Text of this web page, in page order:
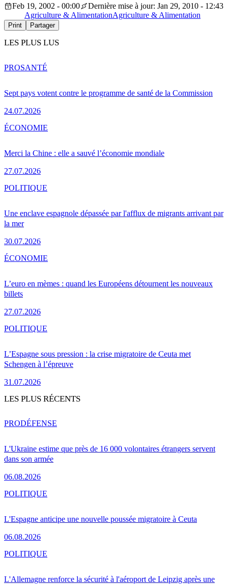
Feb 19, 2002 - 00:00
Dernière mise à jour: Jan 29, 2010 - 12:43
Agriculture & AlimentationAgriculture & Alimentation
Print Partager
LES PLUS LUS
Sept pays votent contre le programme de santé de la Commission
24.07.2026
PROSANTÉ
Merci la Chine : elle a sauvé l’économie mondiale
27.07.2026
ÉCONOMIE
Une enclave espagnole dépassée par l'afflux de migrants arrivant par
la mer
30.07.2026
POLITIQUE
L’euro en mèmes : quand les Européens détournent les nouveaux
billets
27.07.2026
ÉCONOMIE
L’Espagne sous pression : la crise migratoire de Ceuta met
Schengen à l’épreuve
31.07.2026
POLITIQUE
LES PLUS RÉCENTS
L'Ukraine estime que près de 16 000 volontaires étrangers servent
dans son armée
06.08.2026
PRODÉFENSE
L'Espagne anticipe une nouvelle poussée migratoire à Ceuta
06.08.2026
POLITIQUE
L'Allemagne renforce la sécurité à l'aéroport de Leipzig après une
POLITIQUE